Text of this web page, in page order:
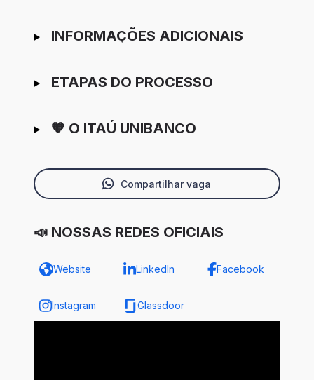
INFORMAÇÕES ADICIONAIS
ETAPAS DO PROCESSO
🧡 O ITAÚ UNIBANCO
Compartilhar vaga
📣 NOSSAS REDES OFICIAIS
Website LinkedIn Facebook
Instagram Glassdoor